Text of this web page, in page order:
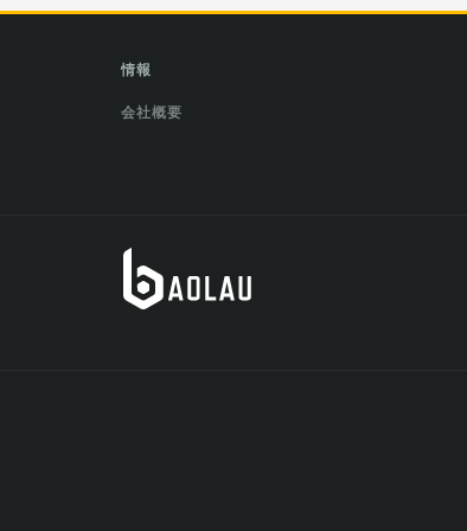
情報
会社概要